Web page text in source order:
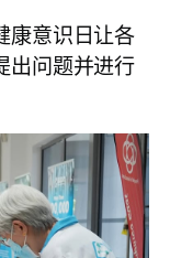
康意识日让各
出问题并进行